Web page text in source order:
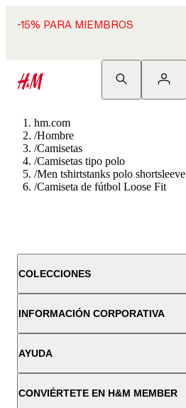
-15% PARA MIEMBROS
hm.com
/Hombre
/Camisetas
/Camisetas tipo polo
/Men tshirtstanks polo shortsleeve
/Camiseta de fútbol Loose Fit
COLECCIONES
INFORMACIÓN CORPORATIVA
AYUDA
CONVIÉRTETE EN H&M MEMBER